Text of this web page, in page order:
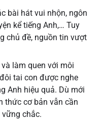
bài hát vui nhộn, ngôn
kể tiếng Anh,… Tuy
chủ đề, nguồn tin vượt
làm quen với môi
tai con được nghe
Anh hiệu quả. Dù mới
thức cơ bản vẫn cần
chắc.